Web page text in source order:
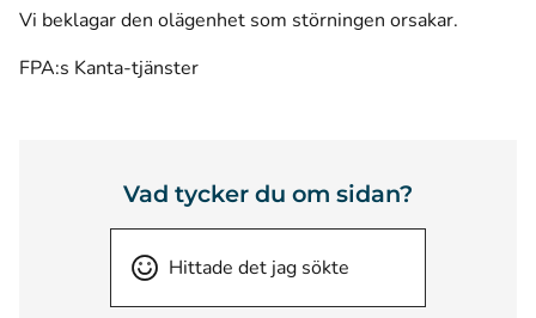
Vi beklagar den olägenhet som störningen orsakar.
FPA:s Kanta-tjänster
Vad tycker du om sidan?
Hittade det jag sökte